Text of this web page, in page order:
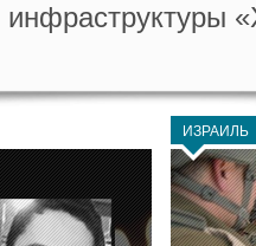
инфраструктуры
ИЗРАИЛЬ